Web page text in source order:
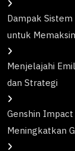
Dampak
untuk
Menjelajahi
dan Strategi
Genshin Impact
Meningkatkan